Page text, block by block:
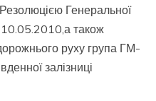
Генеральної
також
руху група ГМ-
залізниці